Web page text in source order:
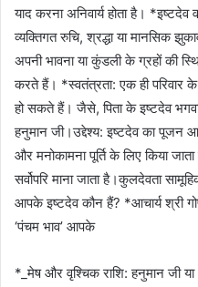
याद करना अनिवार्य होता है।
व्यक्तिगत रुचि, श्रद्धा या मानसिक
अपनी भावना या कुंडली के ग्रहों की
करते हैं। *स्वतंत्रता: एक ही
हो सकते हैं। जैसे, पिता के इष्टदेव
हनुमान जी।उद्देश्य: इष्टदेव का पूजन
और मनोकामना पूर्ति के लिए किया
सर्वोपरि माना जाता है।कुलदेवता
आपके इष्टदेव कौन हैं? *आचार्य श्री
‘पंचम भाव’ आपके
*_मेष और वृश्चिक राशि: हनुमान जी